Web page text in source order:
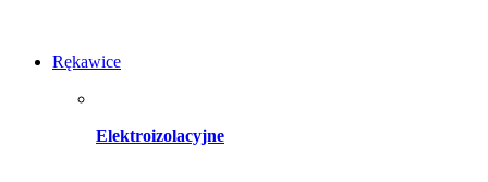
Rękawice
Elektroizolacyjne